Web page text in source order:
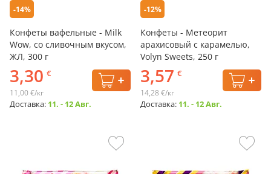
-14%
Конфеты вафельные - Milk
Wow, со сливочным вкусом,
ЖЛ, 300 г
3,30 €
11,00 €/кг
Доставка: 11. - 12 Авг.
-12%
Конфеты - Метеорит
арахисовый с карамелью,
Volyn Sweets, 250 г
3,57 €
14,28 €/кг
Доставка: 11. - 12 Авг.